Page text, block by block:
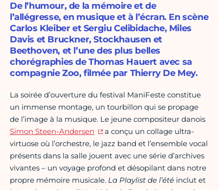
De l’humour, de la mémoire et de
l’allégresse, en musique et à l’écran. En scène
Carlos Kleiber et Sergiu Celibidache, Miles
Davis et Bruckner, Stockhausen et
Beethoven, et l’une des plus belles
chorégraphies de Thomas Hauert avec sa
compagnie Zoo, filmée par Thierry De Mey.
La soirée d’ouverture du festival ManiFeste constitue
un immense montage, un tourbillon qui se propage
de l’image à la musique. Le jeune compositeur danois
Simon Steen-Andersen
a conçu un collage ultra-
virtuose où l’orchestre, le jazz band et l’ensemble vocal
présents dans la salle jouent avec une série d’archives
vivantes – un voyage profond et désopilant dans notre
propre mémoire musicale. La Playlist de l’été inclut et